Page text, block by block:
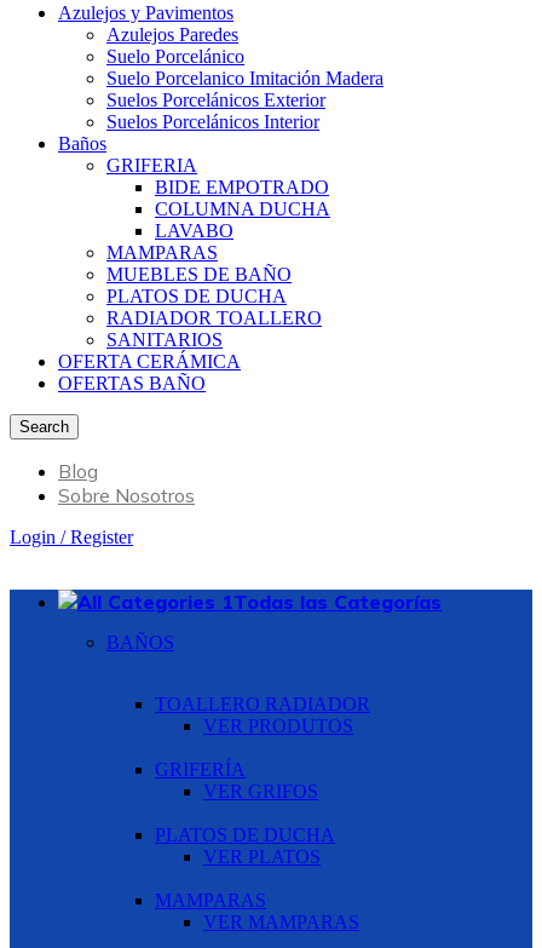
Azulejos y Pavimentos
Azulejos Paredes
Suelo Porcelánico
Suelo Porcelanico Imitación Madera
Suelos Porcelánicos Exterior
Suelos Porcelánicos Interior
Baños
GRIFERIA
BIDE EMPOTRADO
COLUMNA DUCHA
LAVABO
MAMPARAS
MUEBLES DE BAÑO
PLATOS DE DUCHA
RADIADOR TOALLERO
SANITARIOS
OFERTA CERÁMICA
OFERTAS BAÑO
Search
Blog
Sobre Nosotros
Login / Register
Todas las Categorías
BAÑOS
TOALLERO RADIADOR
VER PRODUTOS
GRIFERÍA
VER GRIFOS
PLATOS DE DUCHA
VER PLATOS
MAMPARAS
VER MAMPARAS